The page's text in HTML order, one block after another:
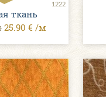
1222
ткань
25.90 € /м